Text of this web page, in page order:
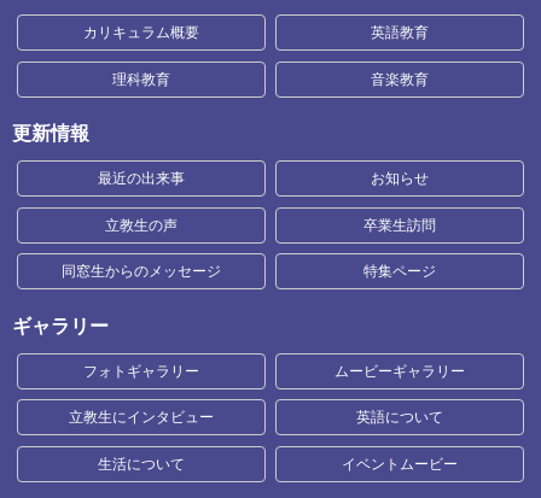
カリキュラム概要 英語教育
理科教育 音楽教育
更新情報
最近の出来事 お知らせ
立教生の声 卒業生訪問
同窓生からのメッセージ 特集ページ
ギャラリー
フォトギャラリー ムービーギャラリー
立教生にインタビュー 英語について
生活について イベントムービー